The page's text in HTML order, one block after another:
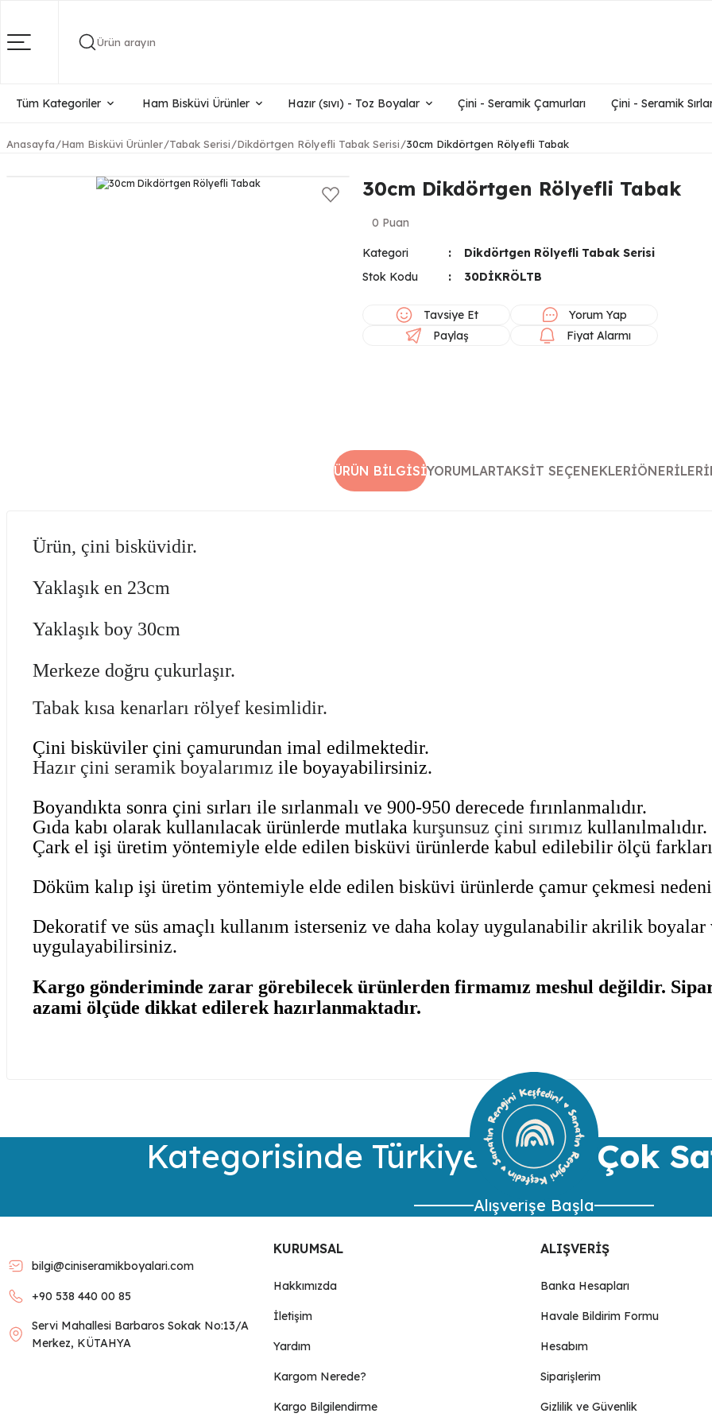
Ürün arayın
Tüm Kategoriler Ham Bisküvi Ürünler Hazır (sıvı) - Toz Boyalar Çini - Seramik Çamurları Çini - Seramik
Anasayfa Ham Bisküvi Ürünler Tabak Serisi Dikdörtgen Rölyefli Tabak Serisi 30cm Dikdörtgen Rölyefli Tabak
30cm Dikdörtgen Rölyefli Tabak
0 Puan
Kategori
Dikdörtgen Rölyefli Tabak Serisi
Stok Kodu
30DİKRÖLTB
Tavsiye Et
Yorum Yap
Paylaş
Fiyat Alarmı
ÜRÜN BILGISIYORUMLARTAKSIT SEÇENEKLERI
Ürün, çini bisküvidir.
Yaklaşık en 23cm
Yaklaşık boy 30cm
Merkeze doğru çukurlaşır.
Tabak kısa kenarları rölyef kesimlidir.
Çini bisküviler çini çamurundan imal edilmektedir.
Hazır çini seramik boyalarımız ile boyayabilirsiniz.
Boyandıkta sonra çini sırları ile sırlanmalı ve 900-950 derecede fırınlanmalıdır.
Gıda kabı olarak kullanılacak ürünlerde mutlaka kurşunsuz çini sırımız kullanılmalıdır.
Çark el işi üretim yöntemiyle elde edilen bisküvi ürünlerde kabul edilebilir ölçü
Döküm kalıp işi üretim yöntemiyle elde edilen bisküvi ürünlerde çamur çekmesi
Dekoratif ve süs amaçlı kullanım isterseniz ve daha kolay uygulanabilir akrilik
uygulayabilirsiniz.
Kargo gönderiminde zarar görebilecek ürünlerden firmamız meshul değildir.
azami ölçüde dikkat edilerek hazırlanmaktadır.
Bu ürüne ilk yorumu siz yapın!
Yorum Yaz
Ürün açıklamasında eksik bilgiler bulunuyor.
Kategorisinde Türkiye’ninEn Çok
Alışverişe Başla
bilgi@ciniseramikboyalari.com
+90 538 440 00 85
Servi Mahallesi Barbaros Sokak No:13/A
Merkez, KÜTAHYA
KURUMSAL
Hakkımızda
İletişim
Yardım
Kargom Nerede?
Kargo Bilgilendirme
ALIŞVERİŞ
Banka Hesapları
Havale Bildirim Formu
Hesabım
Siparişlerim
Gizlilik ve Güvenlik